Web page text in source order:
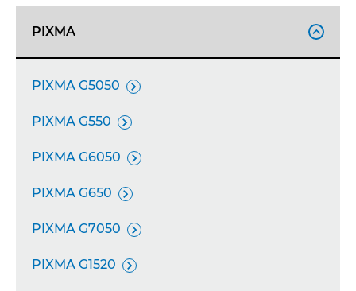
PIXMA 
PIXMA G5050 
PIXMA G550 
PIXMA G6050 
PIXMA G650 
PIXMA G7050 
PIXMA G1520 